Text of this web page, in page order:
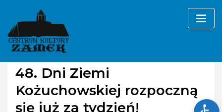
content
Bez kategorii
48. Dni Ziemi
Kożuchowskiej rozpoczną
się już za tydzień!